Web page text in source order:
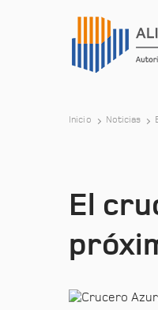
Inicio Noticias
El